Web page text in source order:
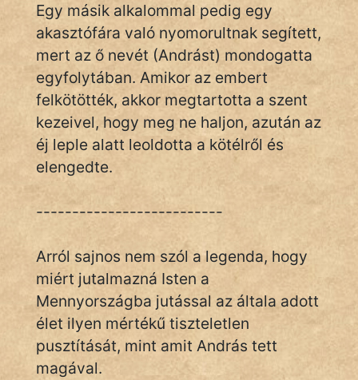
Egy másik alkalommal pedig egy
akasztófára való nyomorultnak segített,
mert az ő nevét (Andrást) mondogatta
egyfolytában. Amikor az embert
felkötötték, akkor megtartotta a szent
kezeivel, hogy meg ne haljon, azután az
éj leple alatt leoldotta a kötélről és
elengedte.
--------------------------
Arról sajnos nem szól a legenda, hogy
miért jutalmazná Isten a
Mennyországba jutással az általa adott
élet ilyen mértékű tiszteletlen
pusztítását, mint amit András tett
magával.